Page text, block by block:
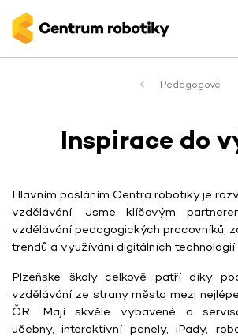
Pedagogové
Inspirace do
Hlavním posláním Centra robotiky je
vzdělávání. Jsme klíčovým
vzdělávání pedagogických pracovníků,
trendů a využívání digitálních
Plzeňské školy celkově patří díky
vzdělávání ze strany města mezi
ČR. Mají skvěle vybavené a
učebny, interaktivní panely, iPady,